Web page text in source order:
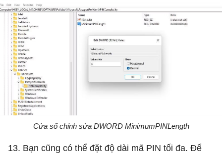
Cửa sổ chỉnh sửa DWORD MinimumPINLength
13. Bạn cũng có thể đặt độ dài mã PIN tối đa. Để